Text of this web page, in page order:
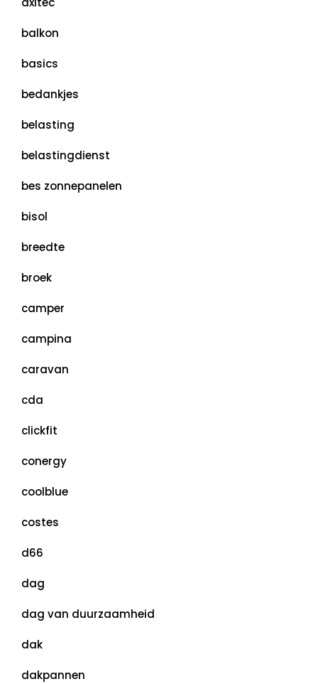
balkon
basics
bedankjes
belasting
belastingdienst
bes zonnepanelen
bisol
breedte
broek
camper
campina
caravan
cda
clickfit
conergy
coolblue
costes
d66
dag
dag van duurzaamheid
dak
dakpannen